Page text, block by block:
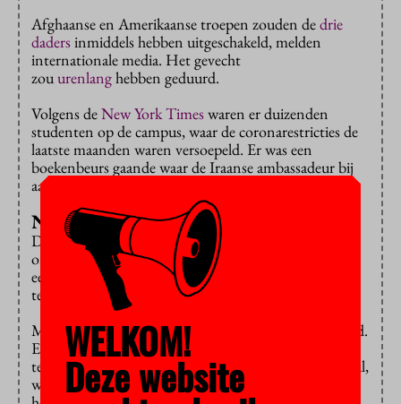
Afghaanse en Amerikaanse troepen zouden dedrie
dadersinmiddels hebben uitgeschakeld, melden
internationale media. Het gevecht
zouurenlanghebben geduurd.
Volgens deNew York Timeswaren er duizenden
studenten op de campus, waar de coronarestricties de
laatste maanden waren versoepeld. Er was een
boekenbeurs gaande waar de Iraanse ambassadeur bij
aanwezig zou zijn.
Niet opgeëist
De aanslag is nog niet opgeëist, maar de Taliban
ontkennen betrokkenheid. De Amerikanen hebben
een akkoord bereikt met de Taliban over het
terugtrekken van troepen uit het land.
Maar er zijn meer terreurbewegingen actief in het land.
Eind vorig maand was er een zelfmoordaanslag van
terreurbeweging IS op een onderwijscentrum in Kabul,
waarbij 24 mensen om het leven zijn gekomen, voor
WELKOM!
Deze website